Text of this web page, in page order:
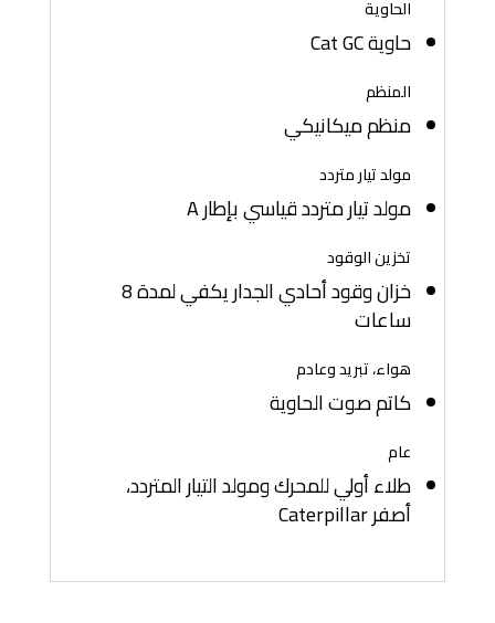
الحاوية
حاوية Cat GC
المنظم
منظم ميكانيكي
مولد تيار متردد
مولد تيار متردد قياسي بإطار A
تخزين الوقود
خزان وقود أحادي الجدار يكفي لمدة 8
ساعات
هواء، تبريد وعادم
كاتم صوت الحاوية
عام
طلاء أولي للمحرك ومولد التيار المتردد،
أصفر Caterpillar